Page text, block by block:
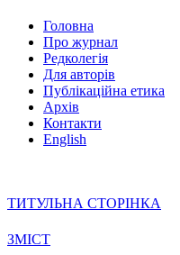
Головна
Про журнал
Редколегія
Для авторів
Публікаційна етика
Архів
Контакти
English
ТИТУЛЬНА СТОРІНКА
ЗМІСТ